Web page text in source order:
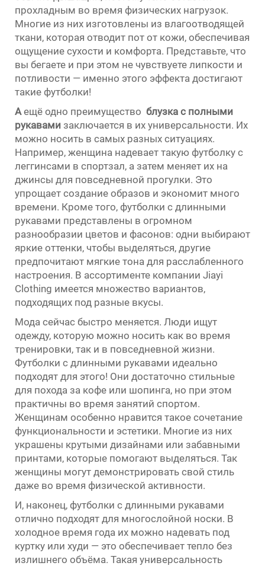
прохладным во время физических нагрузок.
Многие из них изготовлены из влагоотводящей
ткани, которая отводит пот от кожи, обеспечивая
ощущение сухости и комфорта. Представьте, что
вы бегаете и при этом не чувствуете липкости и
потливости — именно этого эффекта достигают
такие футболки!
Aещё одно преимущество блузка с полными
рукавами заключается в их универсальности. Их
можно носить в самых разных ситуациях.
Например, женщина надевает такую футболку с
леггинсами в спортзал, а затем меняет их на
джинсы для повседневной прогулки. Это
упрощает создание образов и экономит много
времени. Кроме того, футболки с длинными
рукавами представлены в огромном
разнообразии цветов и фасонов: одни выбирают
яркие оттенки, чтобы выделяться, другие
предпочитают мягкие тона для расслабленного
настроения. В ассортименте компании Jiayi
Clothing имеется множество вариантов,
подходящих под разные вкусы.
Мода сейчас быстро меняется. Люди ищут
одежду, которую можно носить как во время
тренировки, так и в повседневной жизни.
Футболки с длинными рукавами идеально
подходят для этого! Они достаточно стильные
для похода за кофе или шопинга, но при этом
практичны во время занятий спортом.
Женщинам особенно нравится такое сочетание
функциональности и эстетики. Многие из них
украшены крутыми дизайнами или забавными
принтами, которые помогают выделяться. Так
женщины могут демонстрировать свой стиль
даже во время физической активности.
И, наконец, футболки с длинными рукавами
отлично подходят для многослойной носки. В
холодное время года их можно надевать под
куртку или худи — это обеспечивает тепло без
излишнего объёма. Такая универсальность